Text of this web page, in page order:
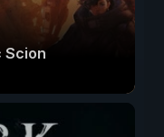
Scion